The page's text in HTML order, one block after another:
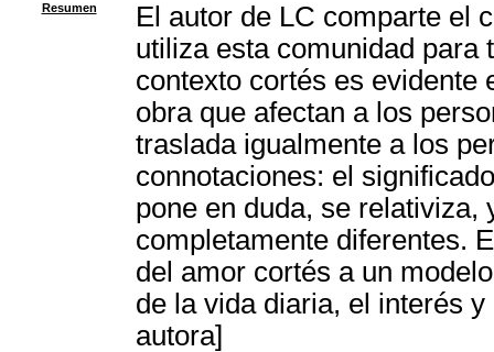
Resumen
El autor de LC comparte el
utiliza esta comunidad para
contexto cortés es evidente
obra que afectan a los
traslada igualmente a los
connotaciones: el
pone en duda, se
completamente diferentes.
del amor cortés a un
de la vida diaria, el interés
autora]